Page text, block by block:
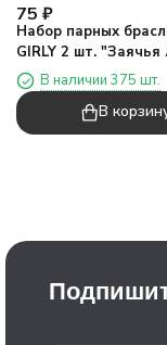
75 ₽
Набор парных
GIRLY 2 шт. "Заячья
В наличии 375 шт.
В